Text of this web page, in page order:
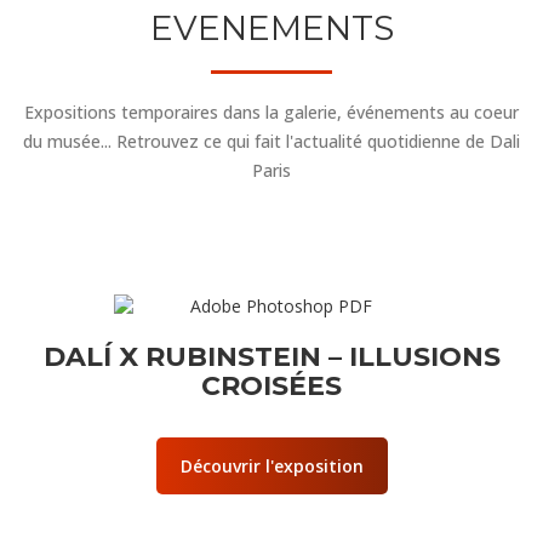
EVENEMENTS
Expositions temporaires dans la galerie, événements au coeur
du musée... Retrouvez ce qui fait l'actualité quotidienne de Dali
Paris
DALÍ X RUBINSTEIN – ILLUSIONS
CROISÉES
Découvrir l'exposition